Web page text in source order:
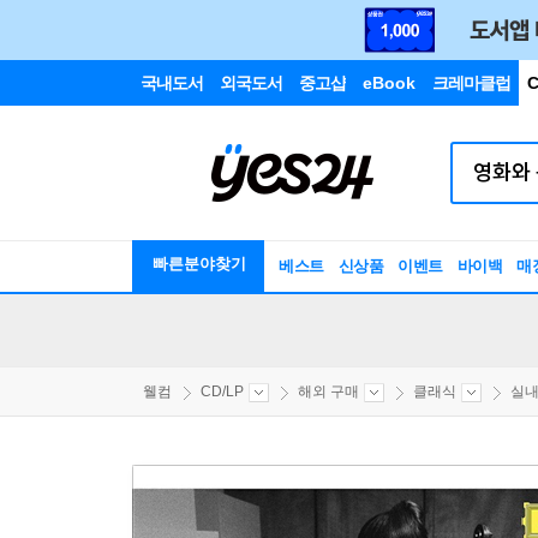
국내도서 외국도서 중고샵 eBook 크레마클럽
빠른분야찾기 베스트 신상품 이벤트 바이백 매
웰컴 CD/LP 해외 구매 클래식 실